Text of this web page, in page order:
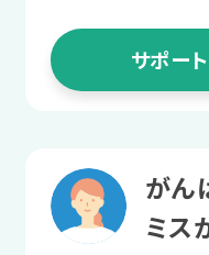
3 就
書類作成や面
動がスタートし
2 職
働く自信
職場実習を通し
長く働ける
職場で起
人間関係
サポー
がん
ミス